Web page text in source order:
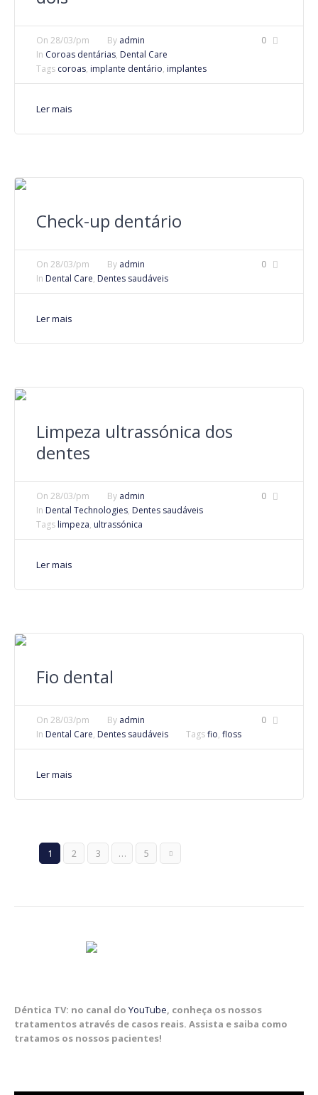
0
On 28/03/pm By admin
In Coroas dentárias, Dental Care
Tags coroas, implante dentário, implantes
Ler mais
Check-up dentário
0
On 28/03/pm By admin
In Dental Care, Dentes saudáveis
Ler mais
Limpeza ultrassónica dos
dentes
0
On 28/03/pm By admin
In Dental Technologies, Dentes saudáveis
Tags limpeza, ultrassónica
Ler mais
Fio dental
0
On 28/03/pm By admin
In Dental Care, Dentes saudáveis Tagsfio, floss
Ler mais
1 2 3 … 5
Déntica TV: no canal do YouTube, conheça os nossos
tratamentos através de casos reais. Assista e saiba como
tratamos os nossos pacientes!